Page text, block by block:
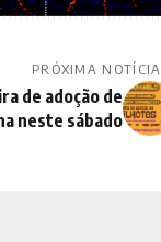
PRÓXIMA NOTÍCIA
de adoção de
neste sábado